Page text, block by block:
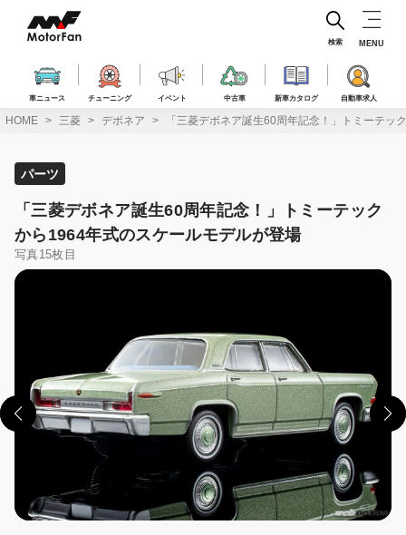
ス
車ニュース チューニング イベント 中古車 新車カタログ 自動車求人
検索 MENU
HOME 三菱 デボネア 「三菱デボネア誕生60周年記念！」トミーテッ
パーツ
「三菱デボネア誕生60周年記念！」トミーテック
から1964年式のスケールモデルが登場
写真15枚目